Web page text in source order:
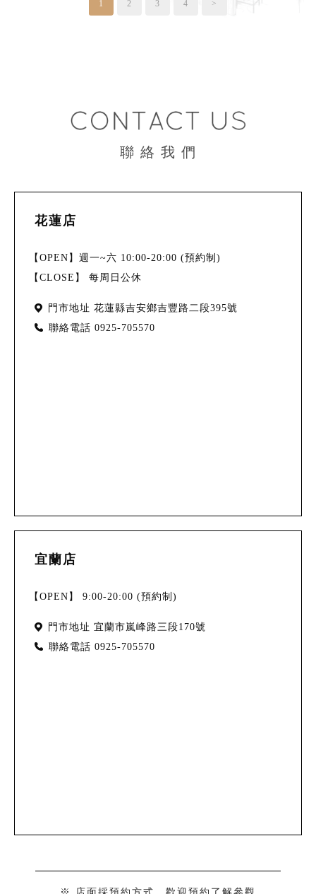
1 2 3 4 >
聯 絡 我 們
花蓮店
【OPEN】週一~六 10:00-20:00 (預約制)
【CLOSE】 每周日公休
門市地址 花蓮縣吉安鄉吉豐路二段395號
聯絡電話 0925-705570
宜蘭店
【OPEN】 9:00-20:00 (預約制)
門市地址 宜蘭市嵐峰路三段170號
聯絡電話 0925-705570